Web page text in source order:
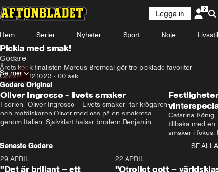
Logga in
Hem Serier Nyheter Sport Nöje Livsstil
Pickla med smak!
Godare
Årets kock-finalisten Marcus Bremdal gör tre picklade favoriter
Godare • 12.10.23 • 60 sek
Se mer
Godare Original
Oliver Ingrosso - livets smaker
I serien ”Oliver Ingrosso – Livets smaker” tar krögaren
och matälskaren Oliver med oss på en smakresa
genom Italien. Självklart hälsar brodern Benjamin
Catarina
tillbaka med en
smaker i fokus.
julfavoriter
Senaste Godare
SE ALLA
29 APRIL
”Det är briljant – ett
22 APRIL
”Otroligt gott –